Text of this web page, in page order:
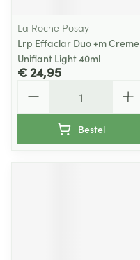
La Roche Posay
Lrp Effaclar Duo +m Creme
Unifiant Light 40ml
€ 24,95
Bestel